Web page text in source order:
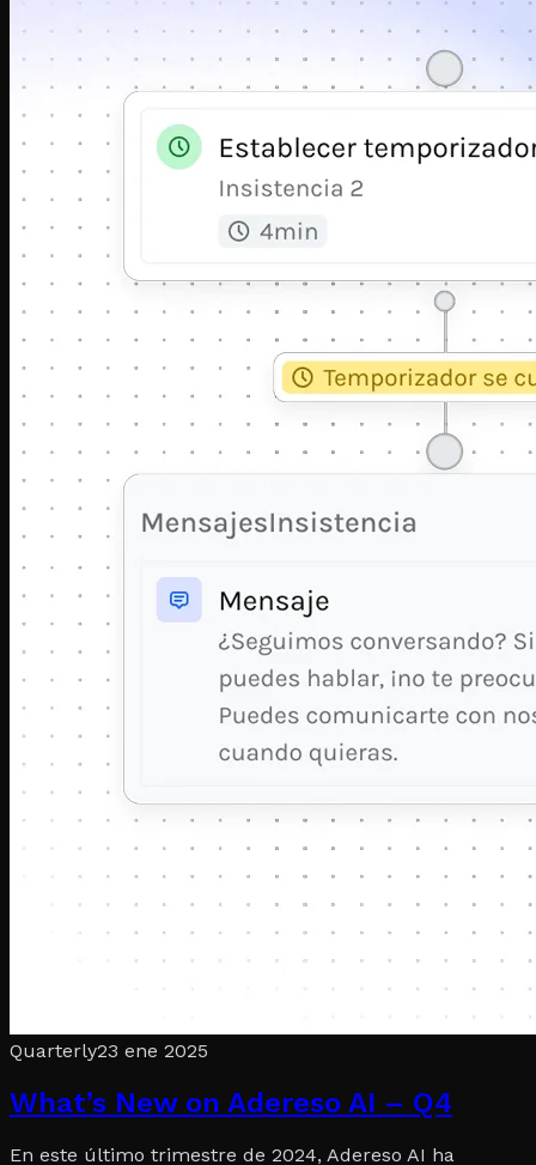
Quarterly23 ene 2025
What’s New on Adereso AI – Q4
En este último trimestre de 2024, Adereso AI ha